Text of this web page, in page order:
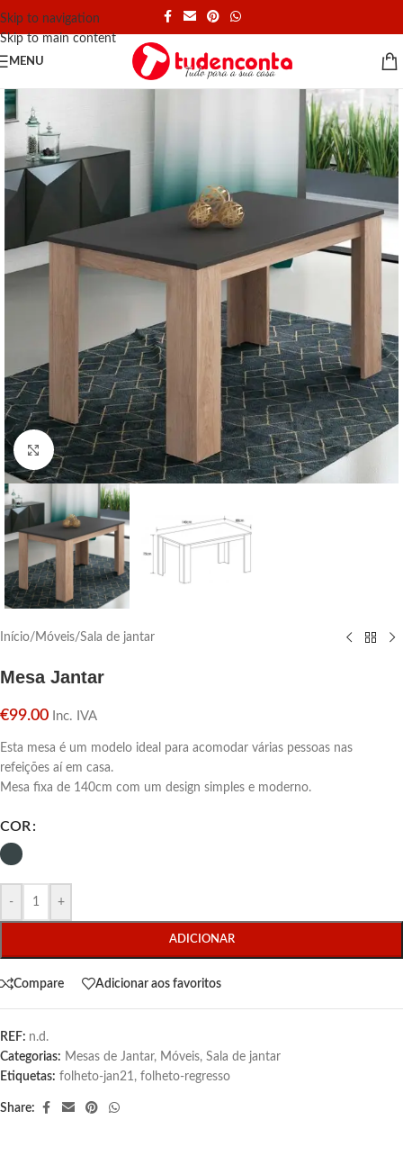
Skip to navigation
Skip to main content
MENU
Click para aumentar
Início/ Móveis/Sala de jantar
Mesa Jantar
€99.00 Inc. IVA
Esta mesa é um modelo ideal para acomodar várias pessoas nas
refeições aí em casa.
Mesa fixa de 140cm com um design simples e moderno.
COR
- +
ADICIONAR
Compare Adicionar aos favoritos
REF: n.d.
Categorias: Mesas de Jantar, Móveis, Sala de jantar
Etiquetas: folheto-jan21, folheto-regresso
Share: